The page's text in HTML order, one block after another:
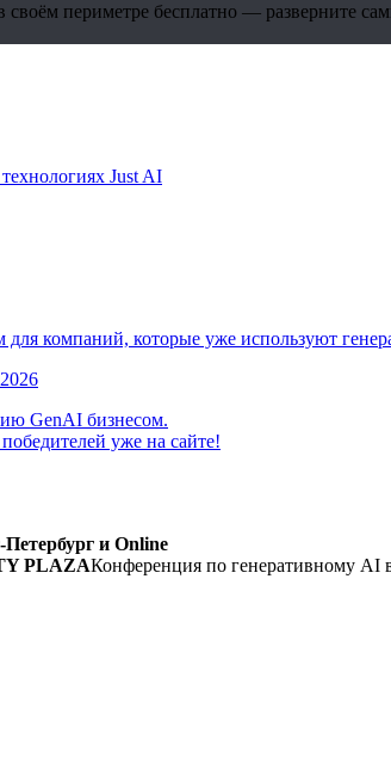
периметре бесплатно — разверните
Just AI
компаний, которые уже используют
GenAI бизнесом.
уже на сайте!
и Online
PLAZAКонференция по генеративному AI